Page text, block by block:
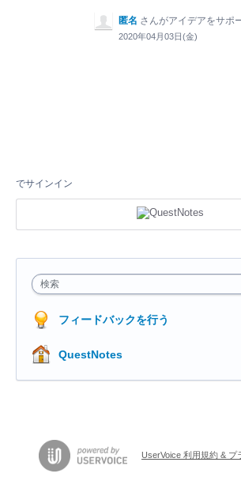
匿名 さんがアイデアをサポ
2020年04月03日(金)
でサインイン
検索
フィードバックを行う
QuestNotes
UserVoice 利用規約 & プ